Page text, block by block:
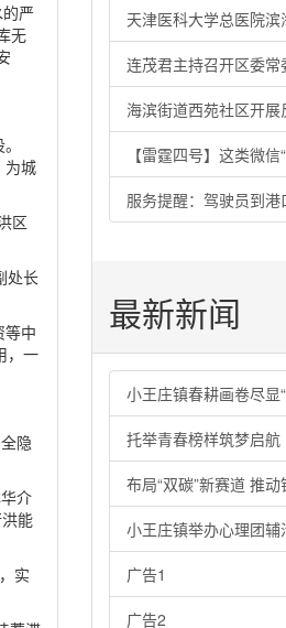
严
无
为城
区
处长
等中
，一
隐
介
能
实
天津医科大学总医院
连茂君主持召开区委
海滨街道西苑社区开
【雷霆四号】这类微信
服务提醒：驾驶员到
最新新闻
小王庄镇春耕画卷尽显
托举青春榜样筑梦启航
布局“双碳”新赛道 推
小王庄镇举办心理团
广告1
广告2